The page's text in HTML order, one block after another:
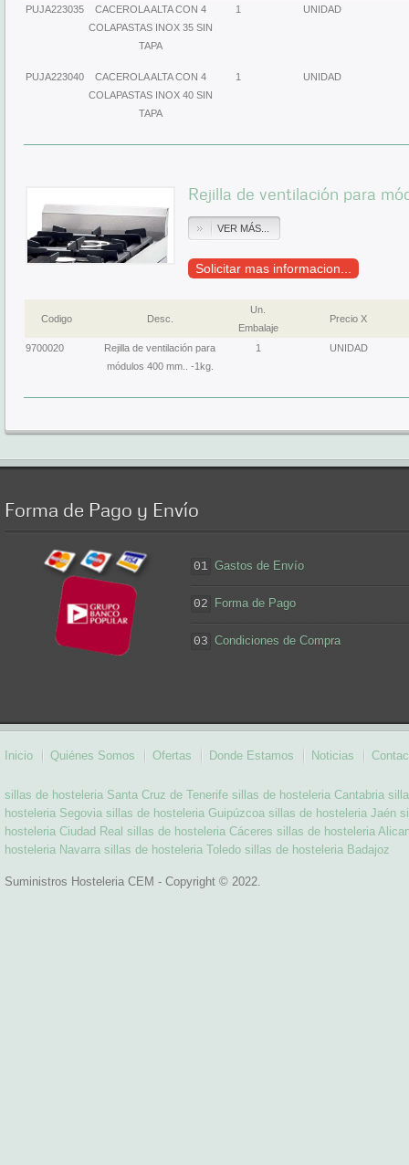
PUJA223035
CACEROLA ALTA CON 4
COLAPASTAS INOX 35 SIN
TAPA
1 UNIDAD
PUJA223040
CACEROLA ALTA CON 4
COLAPASTAS INOX 40 SIN
TAPA
1 UNIDAD
Rejilla de ventilación para
VER MÁS...
Solicitar mas informacion...
Codigo Desc.
Un.
Embalaje
Precio X
9700020
Rejilla de ventilación para
módulos 400 mm.. -1kg.
1 UNIDAD
Forma de Pago y Envío
01 Gastos de Envío
02 Forma de Pago
03 Condiciones de Compra
Inicio Quiénes Somos Ofertas Donde Estamos Noticias
sillas de hosteleria Santa Cruz de Tenerife sillas de hosteleria Cantabria
hosteleria Segovia sillas de hosteleria Guipúzcoa sillas de hosteleria Jaén
hosteleria Ciudad Real sillas de hosteleria Cáceres sillas de hosteleria
hosteleria Navarra sillas de hosteleria Toledo sillas de hosteleria Badajoz
Suministros Hosteleria CEM - Copyright © 2022.